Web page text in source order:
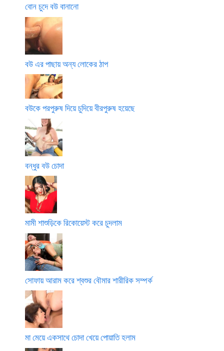
বোন চুদে বউ বানানো
বউ এর পাছায় অন্য লোকের ঠাপ
বউকে পরপুরুষ দিয়ে চুদিয়ে বীরপুরুষ হয়েছে
বন্ধুর বউ চোদা
মামী শাশুড়িকে রিকোয়েস্ট করে চুদলাম
সোফায় আরাম করে শ্বশুর বৌমার শারীরিক সম্পর্ক
মা মেয়ে একসাথে চোদা খেয়ে পোয়াতি হলাম